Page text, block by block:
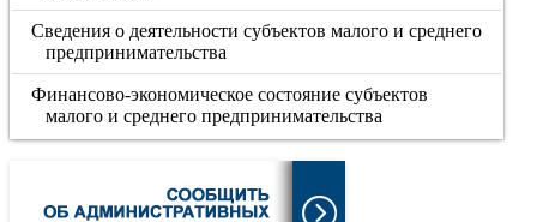
Сведения о деятельности субъектов малого и среднего
предпринимательства
Финансово-экономическое состояние субъектов
малого и среднего предпринимательства